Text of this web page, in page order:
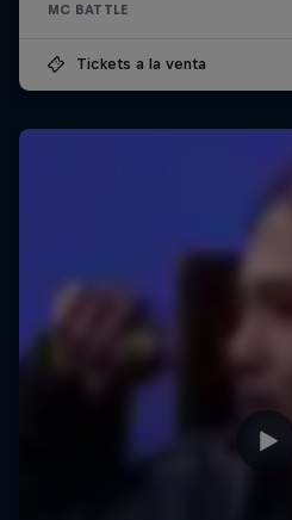
MC BATTLE
Tickets a la venta